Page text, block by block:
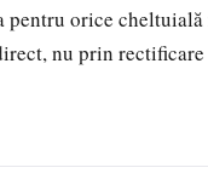
pentru orice cheltuială
nu prin rectificare